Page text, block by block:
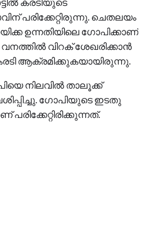
പരിക്കേറ്റിരുന്നു. ചെതലയം
ഉന്നതിയിലെ ഗോപിക്കാണ്
വനത്തിൽ വിറക് ശേഖരിക്കാൻ
ആക്രമിക്കുകയായിരുന്നു.
നിലവിൽ താലൂക്ക്
ഗോപിയുടെ ഇടതു